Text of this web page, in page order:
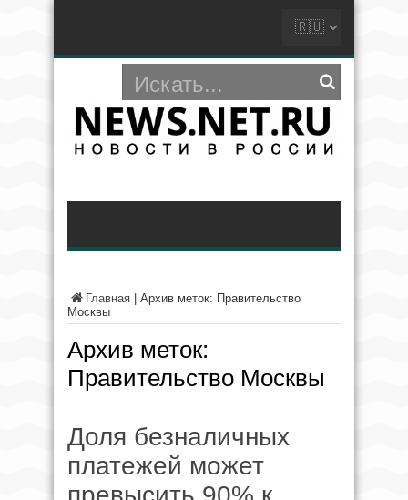
Главная
Архив меток: Правительство
Москвы
Архив меток:
Правительство Москвы
Доля безналичных
платежей может